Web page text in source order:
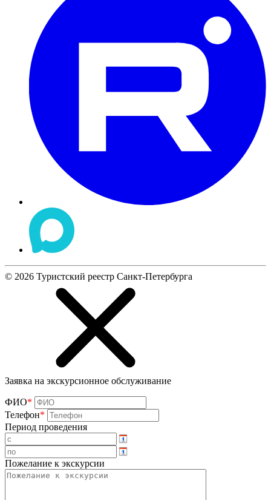
© 2026 Туристский реестр Санкт-Петербурга
Заявка на экскурсионное обслуживание
ФИО*
Телефон*
Период проведения
Пожелание к экскурсии